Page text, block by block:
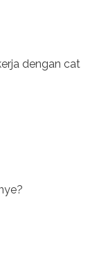
dengan cat